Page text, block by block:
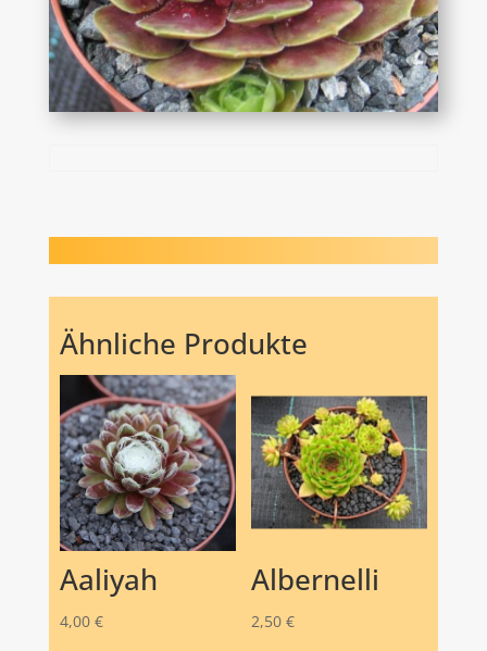
Ähnliche Produkte
Aaliyah
4,00 €
Albernelli
2,50 €